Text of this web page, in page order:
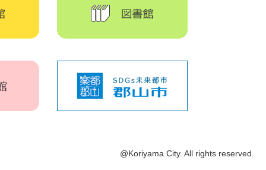
@Koriyama City. All rights reserved.